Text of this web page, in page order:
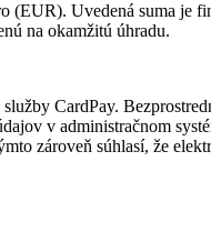
Uvedená suma je
na okamžitú úhradu.
CardPay.
v administračnom
zároveň súhlasí, že